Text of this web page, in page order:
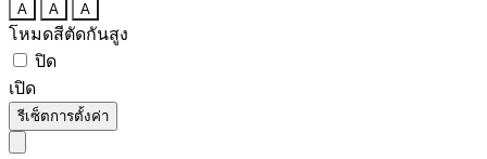
A A A
โหมดสีตัดกันสูง
ปิด
เปิด
รีเซ็ตการตั้งค่า